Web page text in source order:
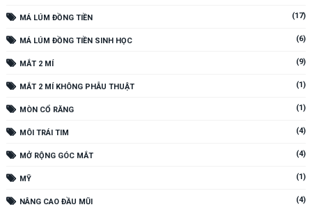
MÁ LÚM ĐỒNG TIỀN (17)
MÁ LÚM ĐỒNG TIỀN SINH HỌC (6)
MẮT 2 MÍ (9)
MẮT 2 MÍ KHÔNG PHẪU THUẬT (1)
MÒN CỔ RĂNG (1)
MÔI TRÁI TIM (4)
MỞ RỘNG GÓC MẮT (4)
MỸ (1)
NÂNG CAO ĐẦU MŨI (4)